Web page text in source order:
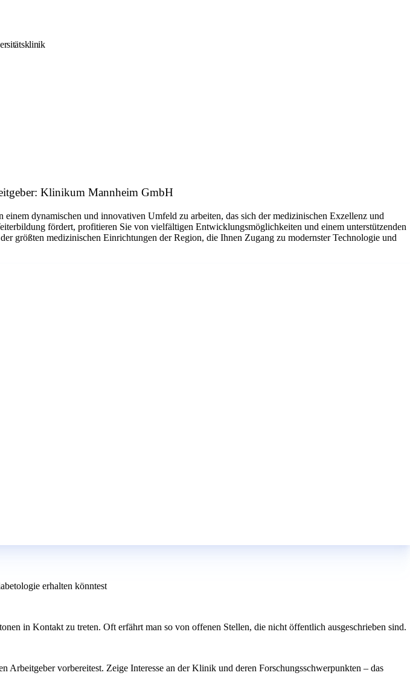
Klinikum Mannheim GmbH
dynamischen und innovativen Umfeld zu arbeiten, das sich der medizinischen Exzellenz und
fördert, profitieren Sie von vielfältigen Entwicklungsmöglichkeiten und einem unterstützenden
größten medizinischen Einrichtungen der Region, die Ihnen Zugang zu modernster Technologie und
erhalten könntest
in Kontakt zu treten. Oft erfährt man so von offenen Stellen, die nicht öffentlich ausgeschrieben sind.
Arbeitgeber vorbereitest. Zeige Interesse an der Klinik und deren Forschungsschwerpunkten – das